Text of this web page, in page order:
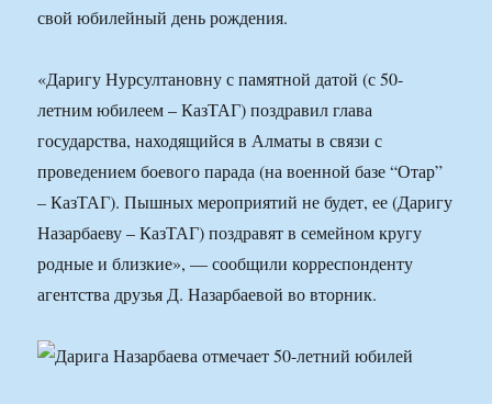
свой юбилейный день рождения.
«Даригу Нурсултановну с памятной датой (с 50-
летним юбилеем – КазТАГ) поздравил глава
государства, находящийся в Алматы в связи с
проведением боевого парада (на военной базе “Отар”
– КазТАГ). Пышных мероприятий не будет, ее (Даригу
Назарбаеву – КазТАГ) поздравят в семейном кругу
родные и близкие», — сообщили корреспонденту
агентства друзья Д. Назарбаевой во вторник.